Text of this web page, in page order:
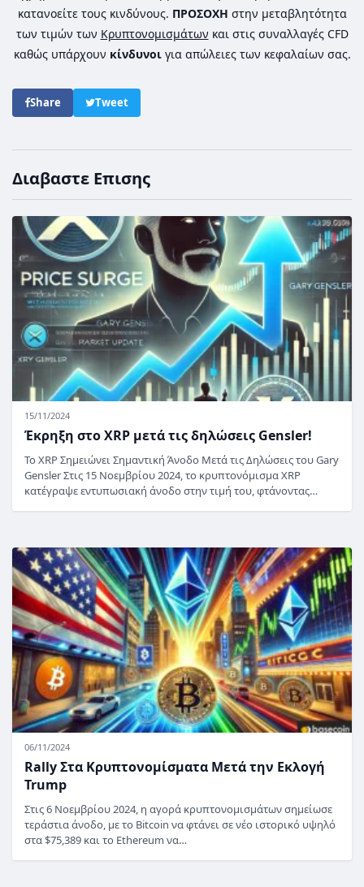
κατανοείτε τους κινδύνους. ΠΡΟΣΟΧΗ στην μεταβλητότητα
των τιμών των Κρυπτονομισμάτων και στις συναλλαγές CFD
καθώς υπάρχουν κίνδυνοιγια απώλειες των κεφαλαίων σας.
Share Tweet
Διαβαστε Επισης
15/11/2024
Έκρηξη στο XRP μετά τις δηλώσεις Gensler!
Το XRP Σημειώνει Σημαντική Άνοδο Μετά τις Δηλώσεις του Gary
Gensler Στις 15 Νοεμβρίου 2024, το κρυπτονόμισμα XRP
κατέγραψε εντυπωσιακή άνοδο στην τιμή του, φτάνοντας…
06/11/2024
Rally Στα Κρυπτονομίσματα Μετά την Εκλογή
Trump
Στις 6 Νοεμβρίου 2024, η αγορά κρυπτονομισμάτων σημείωσε
τεράστια άνοδο, με το Bitcoin να φτάνει σε νέο ιστορικό υψηλό
στα $75,389 και το Ethereum να…